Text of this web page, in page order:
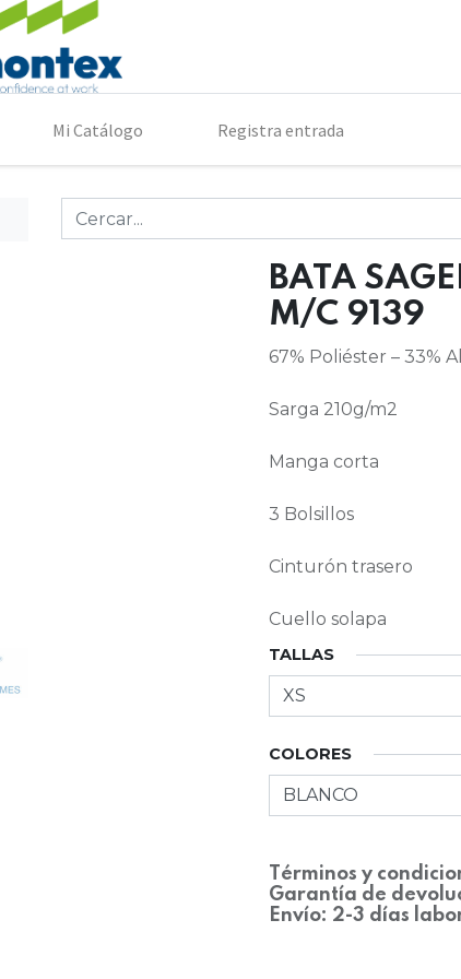
Mi Catálogo Registra entrada
BATA
M/C 9139
67% Poliéster – 33%
Sarga 210g/m2
Manga corta
3 Bolsillos
Cinturón trasero
Cuello solapa
TALLAS
COLORES
Términos y
Garantía de
Envío: 2-3 días